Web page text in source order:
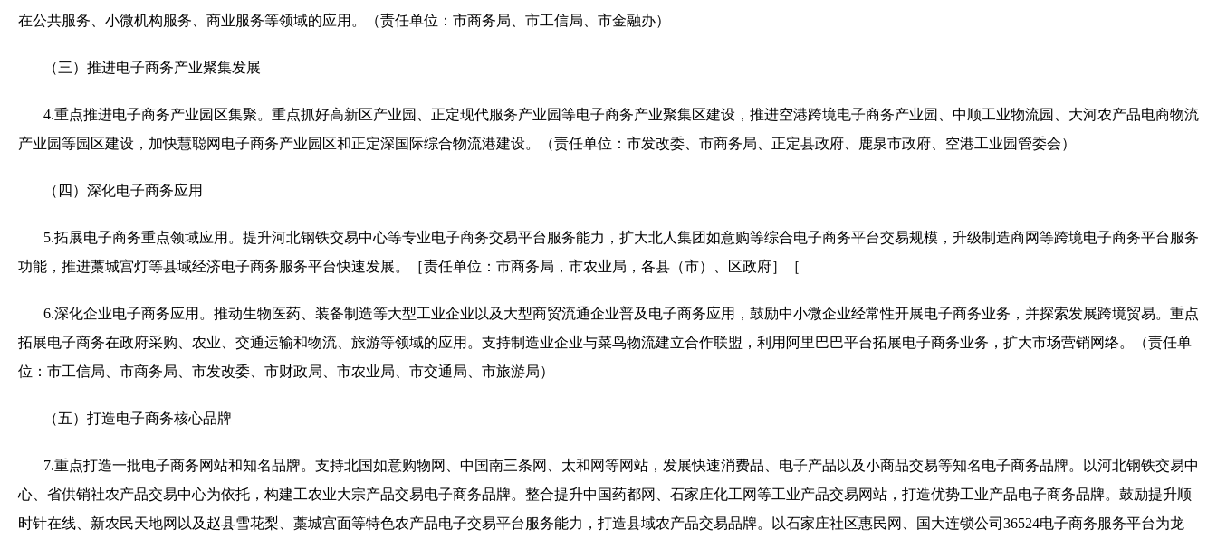
在公共服务、小微机构服务、商业服务等领域的应用。（责任单位：市商务局、市工信局、市金融办）
（三）推进电子商务产业聚集发展
4.重点推进电子商务产业园区集聚。重点抓好高新区产业园、正定现代服务产业园等电子商务产业聚集区建设，推进空港跨境电子商务产业园、中顺工业物流园、大河农产品电商物流
产业园等园区建设，加快慧聪网电子商务产业园区和正定深国际综合物流港建设。（责任单位：市发改委、市商务局、正定县政府、鹿泉市政府、空港工业园管委会）
（四）深化电子商务应用
5.拓展电子商务重点领域应用。提升河北钢铁交易中心等专业电子商务交易平台服务能力，扩大北人集团如意购等综合电子商务平台交易规模，升级制造商网等跨境电子商务平台服务
功能，推进藁城宫灯等县域经济电子商务服务平台快速发展。［责任单位：市商务局，市农业局，各县（市）、区政府］［
6.深化企业电子商务应用。推动生物医药、装备制造等大型工业企业以及大型商贸流通企业普及电子商务应用，鼓励中小微企业经常性开展电子商务业务，并探索发展跨境贸易。重点
拓展电子商务在政府采购、农业、交通运输和物流、旅游等领域的应用。支持制造业企业与菜鸟物流建立合作联盟，利用阿里巴巴平台拓展电子商务业务，扩大市场营销网络。（责任单
位：市工信局、市商务局、市发改委、市财政局、市农业局、市交通局、市旅游局）
（五）打造电子商务核心品牌
7.重点打造一批电子商务网站和知名品牌。支持北国如意购物网、中国南三条网、太和网等网站，发展快速消费品、电子产品以及小商品交易等知名电子商务品牌。以河北钢铁交易中
心、省供销社农产品交易中心为依托，构建工农业大宗产品交易电子商务品牌。整合提升中国药都网、石家庄化工网等工业产品交易网站，打造优势工业产品电子商务品牌。鼓励提升顺
时针在线、新农民天地网以及赵县雪花梨、藁城宫面等特色农产品电子交易平台服务能力，打造县域农产品交易品牌。以石家庄社区惠民网、国大连锁公司 36524电子商务服务平台为龙